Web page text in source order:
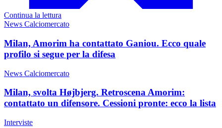
Continua la lettura
News Calciomercato
Milan, Amorim ha contattato Ganiou. Ecco quale
profilo si segue per la difesa
News Calciomercato
Milan, svolta Højbjerg. Retroscena Amorim:
contattato un difensore. Cessioni pronte: ecco la lista
Interviste